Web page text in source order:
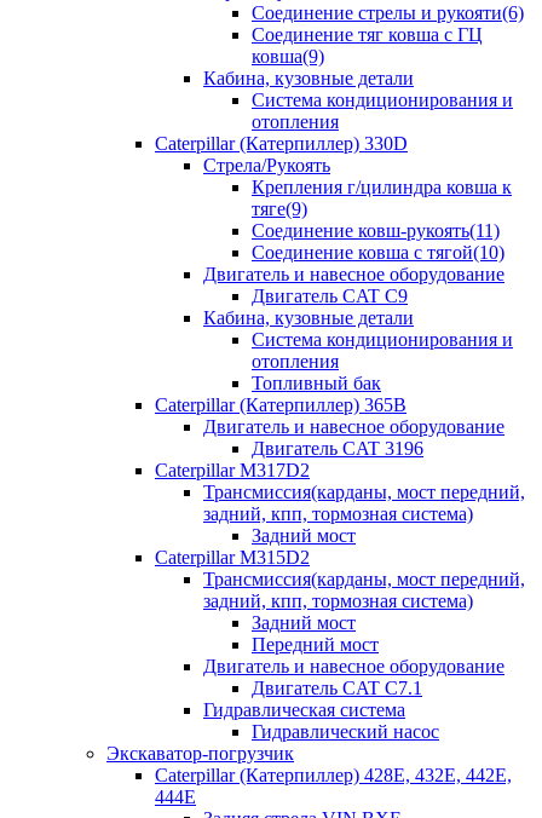
Соединение стрелы и рукояти(6)
Соединение тяг ковша с ГЦ
ковша(9)
Кабина, кузовные детали
Система кондиционирования и
отопления
Caterpillar (Катерпиллер) 330D
Стрела/Рукоять
Крепления г/цилиндра ковша к
тяге(9)
Соединение ковш-рукоять(11)
Соединение ковша с тягой(10)
Двигатель и навесное оборудование
Двигатель CAT C9
Кабина, кузовные детали
Система кондиционирования и
отопления
Топливный бак
Caterpillar (Катерпиллер) 365B
Двигатель и навесное оборудование
Двигатель CAT 3196
Caterpillar M317D2
Трансмиссия(карданы, мост передний,
задний, кпп, тормозная система)
Задний мост
Caterpillar M315D2
Трансмиссия(карданы, мост передний,
задний, кпп, тормозная система)
Задний мост
Передний мост
Двигатель и навесное оборудование
Двигатель CAT C7.1
Гидравлическая система
Гидравлический насос
Экскаватор-погрузчик
Caterpillar (Катерпиллер) 428E, 432E, 442E,
444E